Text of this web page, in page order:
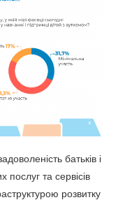
батьків і
послуг та сервісів
розвитку